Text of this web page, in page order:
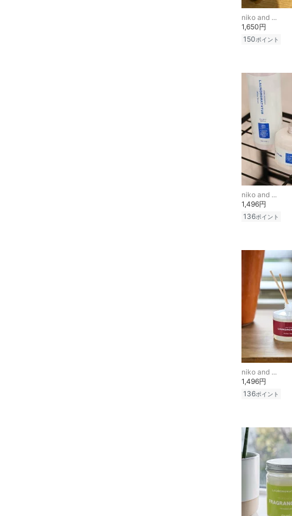
niko and ...
1,650円
150ポイント
niko and ...
1,496円
136ポイント
niko and ...
1,496円
136ポイント